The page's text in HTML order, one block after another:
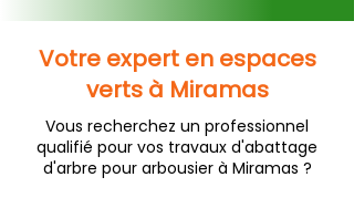
Votre expert en espaces
verts à Miramas
Vous recherchez un professionnel
qualifié pour vos travaux d'abattage
d'arbre pour arbousier à Miramas ?